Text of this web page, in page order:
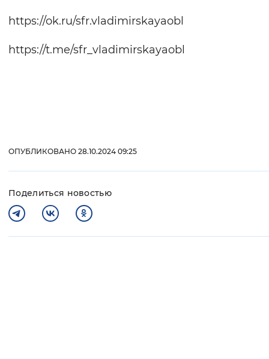
https://ok.ru/sfr.vladimirskayaobl
https://t.me/sfr_vladimirskayaobl
ОПУБЛИКОВАНО 28.10.2024 09:25
Поделиться новостью